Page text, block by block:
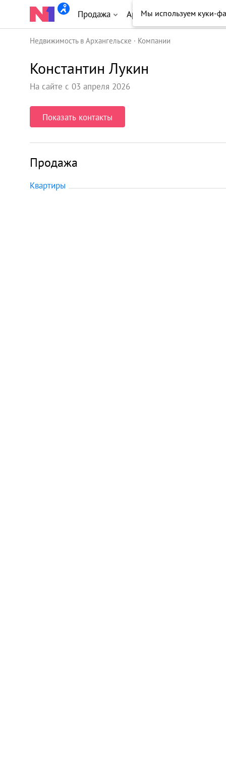
Продажа Аренда Новостройки
Недвижимость в Архангельске Компании
Константин Лукин
На сайте с 03 апреля 2026
Показать контакты
Продажа
Квартиры
Мы используем куки-